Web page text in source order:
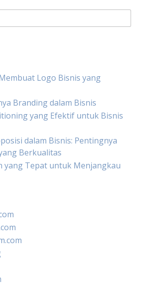
Logo Bisnis yang
Branding dalam Bisnis
yang Efektif untuk Bisnis
dalam Bisnis: Pentingnya
Berkualitas
yang Tepat untuk Menjangkau